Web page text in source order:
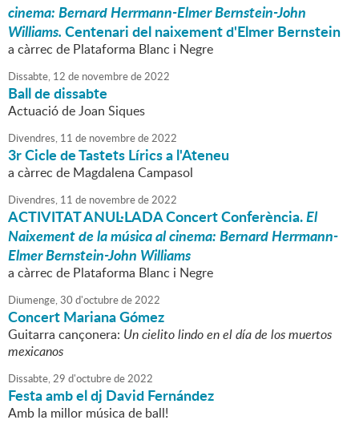
cinema: Bernard Herrmann-Elmer Bernstein-John
Williams.Centenari del naixement d'Elmer Bernstein
a càrrec de Plataforma Blanc i Negre
Dissabte, 12 de novembrede2022
Ball de dissabte
Actuació de Joan Siques
Divendres, 11 de novembrede2022
3r Cicle de Tastets Lírics a l'Ateneu
a càrrec de Magdalena Campasol
Divendres, 11 de novembrede2022
ACTIVITAT ANUL·LADA Concert Conferència.El
Naixement de la música al cinema: Bernard Herrmann-
Elmer Bernstein-John Williams
a càrrec de Plataforma Blanc i Negre
Diumenge,30 d'octubrede2022
Concert Mariana Gómez
Guitarra cançonera: Un cielito lindo en el día de los muertos
mexicanos
Dissabte,29 d'octubrede2022
Festa amb el dj David Fernández
Amb la millor música de ball!